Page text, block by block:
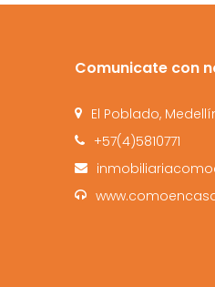
Comunicate con
El Poblado,
+57(4)5810771